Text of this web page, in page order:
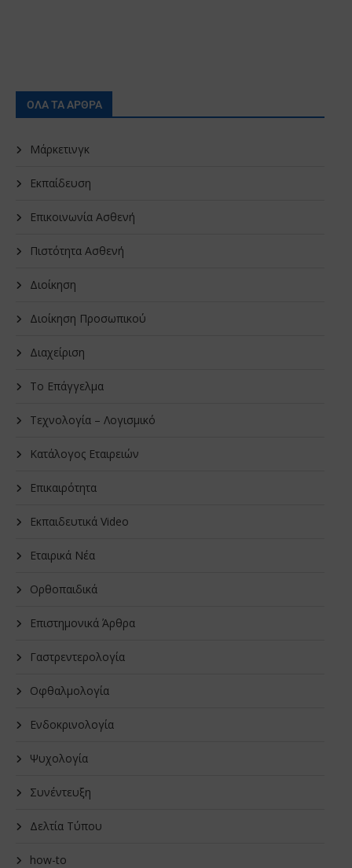
ΟΛΑ ΤΑ ΑΡΘΡΑ
Μάρκετινγκ
Εκπαίδευση
Επικοινωνία Ασθενή
Πιστότητα Ασθενή
Διοίκηση
Διοίκηση Προσωπικού
Διαχείριση
Το Επάγγελμα
Τεχνολογία – Λογισμικό
Κατάλογος Εταιρειών
Επικαιρότητα
Εκπαιδευτικά Video
Εταιρικά Νέα
Oρθοπαιδικά
Επιστημονικά Άρθρα
Γαστρεντερολογία
Οφθαλμολογία
Ενδοκρινολογία
Ψυχολογία
Συνέντευξη
Δελτία Τύπου
how-to